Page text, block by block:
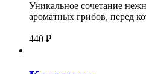
Уникальное сочетание
ароматных грибов, перед
440 ₽